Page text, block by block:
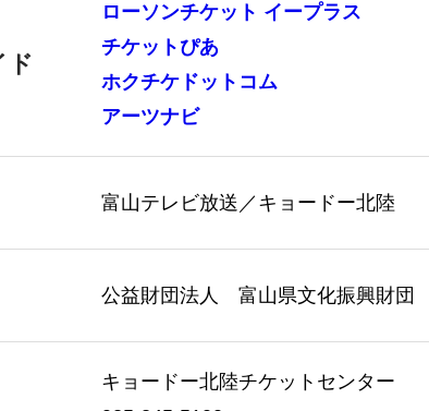
ド
ローソンチケット イープラス
チケットぴあ
ホクチケドットコム
アーツナビ
富山テレビ放送／キョードー北陸
公益財団法人 富山県文化振興財団
キョードー北陸チケットセンター